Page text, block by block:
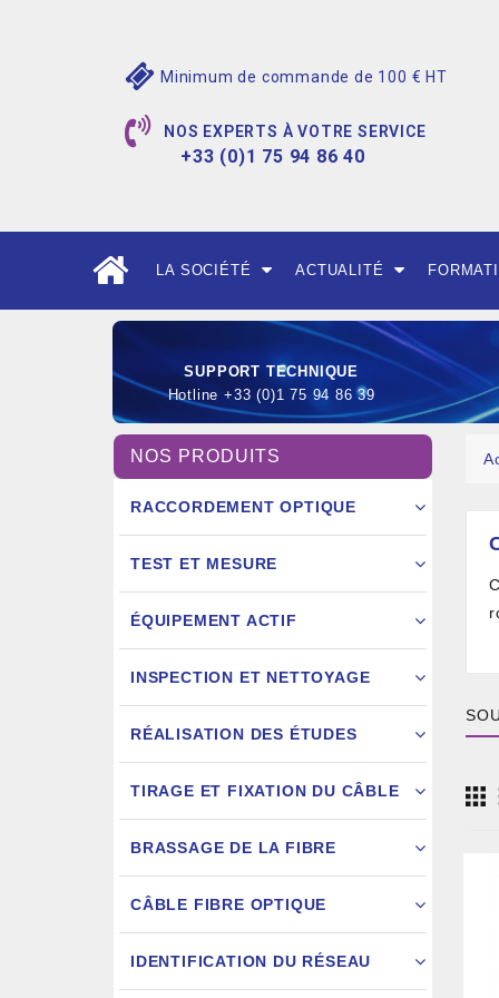
Minimum de commande de 100 € HT
NOS EXPERTS À VOTRE SERVICE
+33 (0)1 75 94 86 40
LA SOCIÉTÉ ACTUALITÉ
SUPPORT TECHNIQUE
Hotline +33 (0)1 75 94 86 39
NOS PRODUITS
RACCORDEMENT OPTIQUE
TEST ET MESURE
ÉQUIPEMENT ACTIF
INSPECTION ET NETTOYAGE
RÉALISATION DES ÉTUDES
TIRAGE ET FIXATION DU CÂBLE
BRASSAGE DE LA FIBRE
CÂBLE FIBRE OPTIQUE
IDENTIFICATION DU RÉSEAU